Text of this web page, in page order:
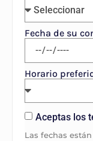
Fecha de su
Horario
Aceptas los
Las fechas